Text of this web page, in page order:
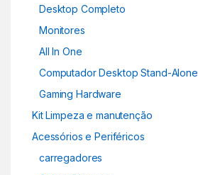
Desktop Completo
Monitores
All In One
Computador Desktop Stand-Alone
Gaming Hardware
Kit Limpeza e manutenção
Acessórios e Periféricos
carregadores